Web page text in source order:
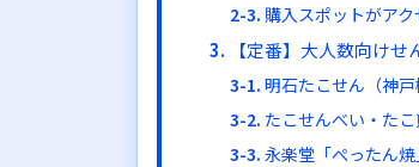
購入スポットがア
【定番】大人数向け
明石たこせん（神戸
たこせんべい・た
永楽堂「ぺったん焼